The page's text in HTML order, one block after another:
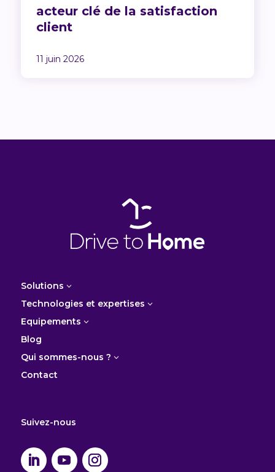
acteur clé de la satisfaction
client
11 juin 2026
Solutions 3
Technologies et expertises 3
Equipements 3
Blog
Qui sommes-nous ? 3
Contact
Suivez-nous